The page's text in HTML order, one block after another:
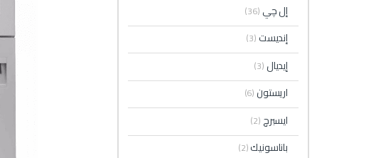
إل چي (36)
إنديست (3)
إيديال(3)
اريستون(6)
ايسبرچ (2)
باناسونيك(2)